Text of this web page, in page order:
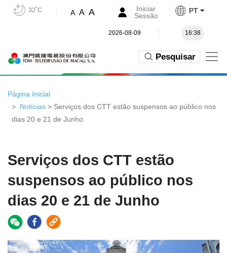
32˚C A A A
Iniciar
Sessão
PT
2026-08-09 16:38
Pesquisar
Página Inicial
Notícias > Serviços dos CTT estão suspensos ao público nos
dias 20 e 21 de Junho
Serviços dos CTT estão
suspensos ao público nos
dias 20 e 21 de Junho